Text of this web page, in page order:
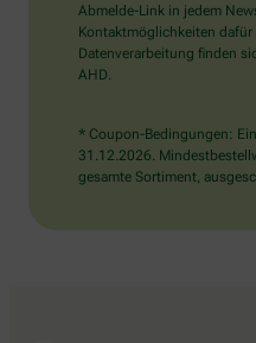
Abmelde-Link in jedem
Kontaktmöglichkeiten
Datenverarbeitung finden
AHD.
* Coupon-Bedingungen:
31.12.2026.
gesamte Sortiment,